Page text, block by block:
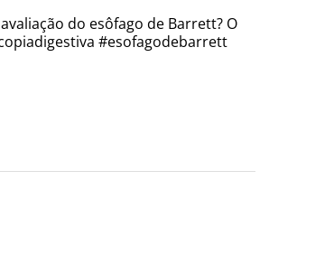
do esôfago de Barrett? O
#esofagodebarrett